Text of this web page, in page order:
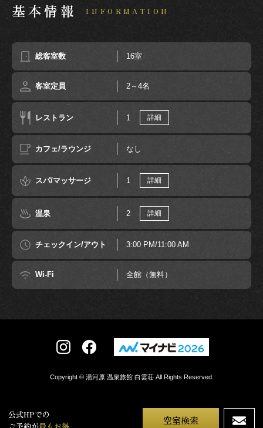
公式HPでの
空室検索
基本情報 INFORMATION
総客室数 16室
客室定員 2～4名
レストラン 1 詳細
カフェ/ラウンジ なし
スパ/マッサージ 1 詳細
温泉 2 詳細
チェックイン/アウト 3:00 PM/11:00 AM
Wi-Fi 全館（無料）
Copyright © 湯河原 温泉旅館 白雲荘 All Rights Reserved.